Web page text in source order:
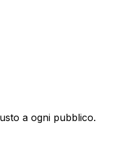
a ogni pubblico.